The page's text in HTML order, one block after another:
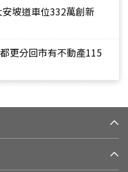
坡道車位332萬創新
更分回市有不動產115